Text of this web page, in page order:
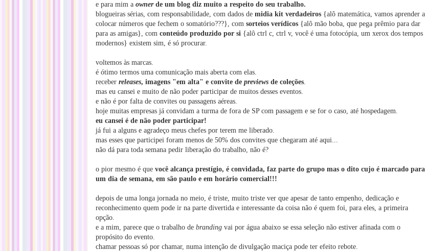
e para mim a ownerde um blog diz muito a respeito do seu trabalho.
blogueiras sérias, com responsabilidade, com dados de midia kit verdadeiros {alô matemática, vamos aprender a
colocar números que fechem o somatório???}, com sorteios verídicos {alô mão boba, que pega prêmio para dar
para as amigas}, com conteúdo produzido por si {alô ctrl c, ctrl v, você é uma fotocópia, um xerox dos tempos
modernos} existem sim, é só procurar.
voltemos às marcas.
é ótimo termos uma comunicação mais aberta com elas.
receber releases, imagens "em alta" e convite de previews de coleções.
mas eu cansei e muito de não poder participar de muitos desses eventos.
e não é por falta de convites ou passagens aéreas.
hoje muitas empresas já convidam a turma de fora de SP com passagem e se for o caso, até hospedagem.
eu cansei é de não poder participar!
já fui a alguns e agradeço meus chefes por terem me liberado.
mas esses que participei foram menos de 50% dos convites que chegaram até aqui...
não dá para toda semana pedir liberação do trabalho, não é?
o pior mesmo é que você alcança prestígio, é convidada, faz parte do grupo mas o dito cujo é marcado para
um dia de semana, em são paulo e em horário comercial!!!
depois de uma longa jornada no meio, é triste, muito triste ver que apesar de tanto empenho, dedicação e
reconhecimento quem pode ir na parte divertida e interessante da coisa não é quem foi, para eles, a primeira
opção.
e a mim, parece que o trabalho de branding vai por água abaixo se essa seleção não estiver afinada com o
propósito do evento.
chamar pessoas só por chamar, numa intenção de divulgação maciça pode ter efeito rebote.